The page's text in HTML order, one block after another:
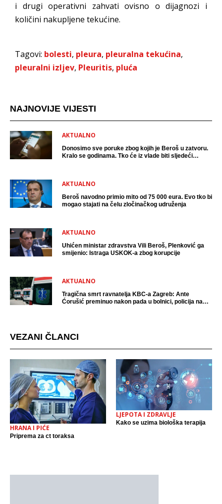
i drugi operativni zahvati ovisno o dijagnozi i
količini nakupljene tekućine.
Tagovi: bolesti, pleura, pleuralna tekućina,
pleuralni izljev, Pleuritis, pluća
NAJNOVIJE VIJESTI
AKTUALNO
Donosimo sve poruke zbog kojih je Beroš u zatvoru.
Kralo se godinama. Tko će iz vlade biti sljedeći
AKTUALNO
Beroš navodno primio mito od 75 000 eura. Evo tko bi
mogao stajati na čelu zločinačkog udruženja
AKTUALNO
Uhićen ministar zdravstva Vili Beroš, Plenković ga
smijenio: Istraga USKOK-a zbog korupcije
AKTUALNO
Tragična smrt ravnatelja KBC-a Zagreb: Ante
Ćorušić preminuo nakon pada u bolnici, policija na
VEZANI ČLANCI
HRANA I PIĆE
Priprema za ct toraksa
LJEPOTA I ZDRAVLJE
Kako se uzima biološka terapija